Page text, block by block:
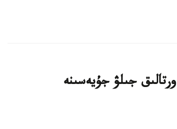
ورتالىق جىلۋ جۇيەسىنە